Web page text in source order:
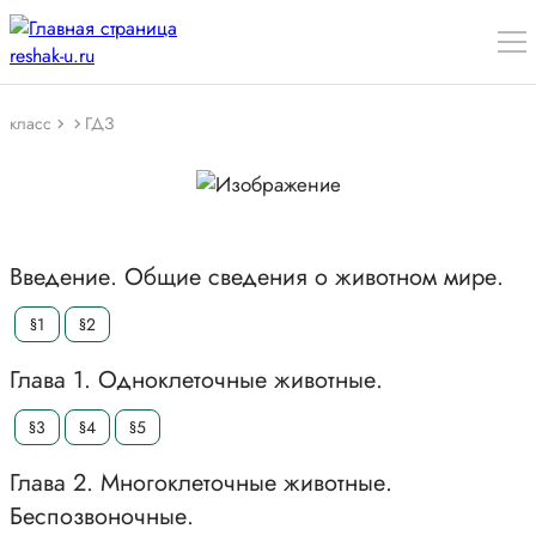
класс ГДЗ
Введение. Общие сведения о животном мире.
§1 §2
Глава 1. Одноклеточные животные.
§3 §4 §5
Глава 2. Многоклеточные животные.
Беспозвоночные.